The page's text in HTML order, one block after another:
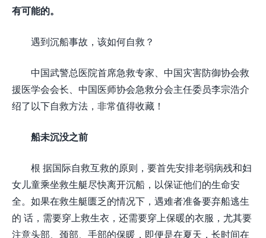
有可能的。
遇到沉船事故，该如何自救？
中国武警总医院首席急救专家、中国灾害防御协会救
援医学会会长、中国医师协会急救分会主任委员李宗浩介
绍了以下自救方法，非常值得收藏！
船未沉没之前
根 据国际自救互救的原则，要首先安排老弱病残和妇
女儿童乘坐救生艇尽快离开沉船，以保证他们的生命安
全。如果在救生艇匮乏的情况下，遇难者准备要弃船逃生
的 话，需要穿上救生衣，还需要穿上保暖的衣服，尤其要
注意头部、颈部、手部的保暖，即便是在夏天，长时间在